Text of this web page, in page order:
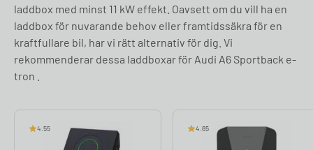
laddbox med minst 11 kW effekt. Oavsett om du vill ha en
laddbox för nuvarande behov eller framtidssäkra för en
kraftfullare bil, har vi rätt alternativ för dig. Vi
rekommenderar dessa laddboxar för Audi A6 Sportback e-
tron .
4.55 4.65